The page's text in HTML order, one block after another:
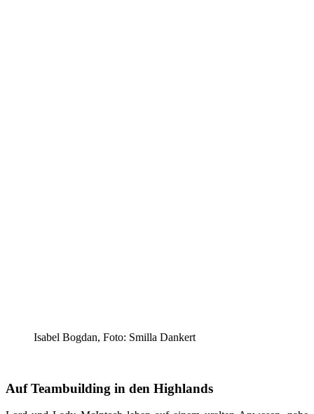
Isabel Bogdan, Foto: Smilla Dankert
Auf Teambuilding in den Highlands